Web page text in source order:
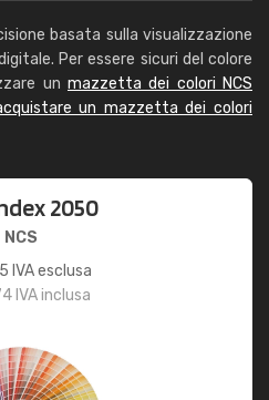
basata sulla visualizzazione
Per essere sicuri del colore
un mazzetta dei colori NCS
un mazzetta dei colori
2050
NCS
IVA esclusa
IVA inclusa